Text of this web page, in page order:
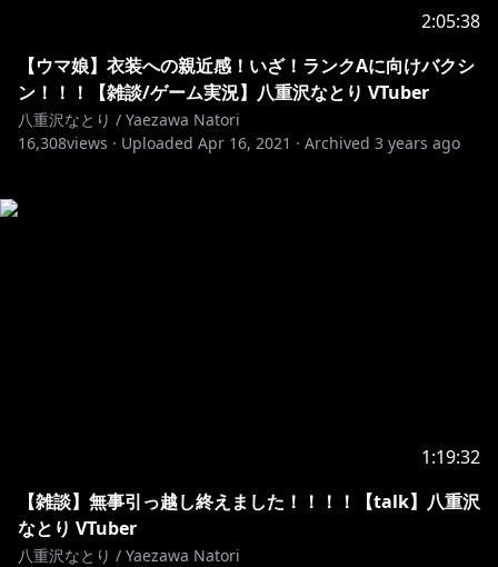
2:05:38
【ウマ娘】衣装への親近感！いざ！ランクAに向けバクシ
ン！！！【雑談/ゲーム実況】八重沢なとり VTuber
八重沢なとり / Yaezawa Natori
16,308views · Uploaded Apr 16, 2021 · Archived 3 years ago
1:19:32
【雑談】無事引っ越し終えました！！！！【talk】八重沢
なとり VTuber
八重沢なとり / Yaezawa Natori